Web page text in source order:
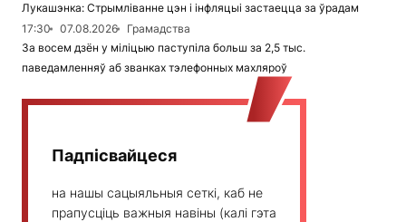
Лукашэнка: Стрымліванне цэн і інфляцыі застаецца за ўрадам
17:30
07.08.2026
Грамадства
За восем дзён у міліцыю паступіла больш за 2,5 тыс.
паведамленняў аб званках тэлефонных махляроў
Падпісвайцеся
на нашы сацыяльныя сеткі, каб не
прапусціць важныя навіны (калі гэта